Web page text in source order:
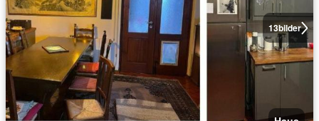
13bilder